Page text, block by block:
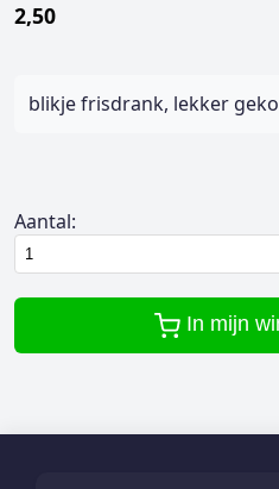
2,50
blikje frisdrank, lekker
Aantal:
In mijn